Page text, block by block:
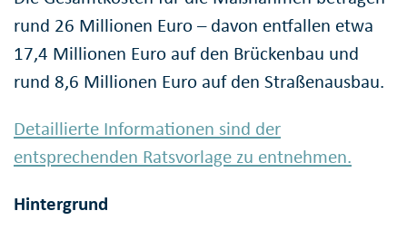
rund 26 Millionen Euro – davon entfallen etwa
17,4 Millionen Euro auf den Brückenbau und
rund 8,6 Millionen Euro auf den Straßenausbau.
Detaillierte Informationen sind der
entsprechenden Ratsvorlage zu entnehmen.
Hintergrund